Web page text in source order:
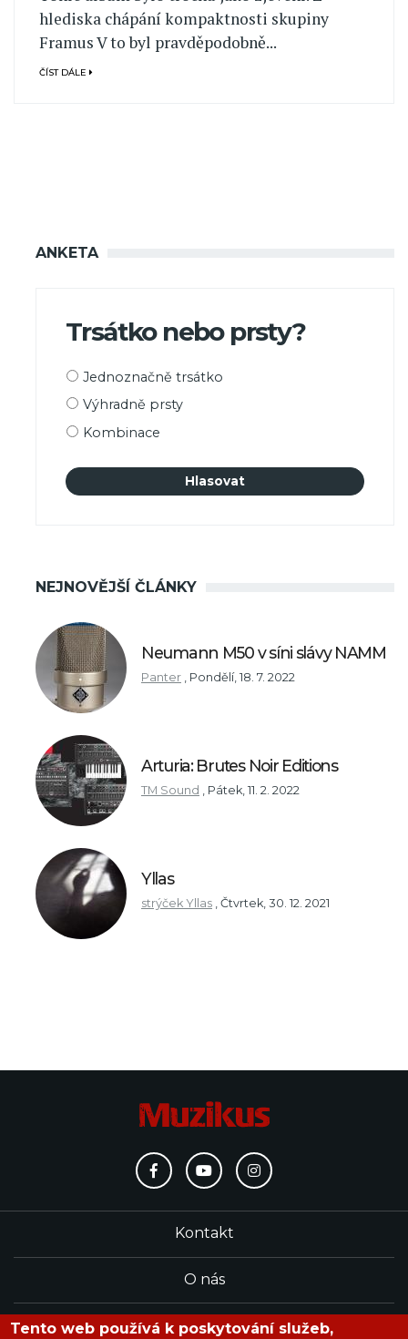
hlediska chápání kompaktnosti skupiny
Framus V to byl pravděpodobně...
ČÍST DÁLE
ANKETA
Trsátko nebo prsty?
Možnosti
Jednoznačně trsátko
Výhradně prsty
Kombinace
NEJNOVĚJŠÍ ČLÁNKY
Neumann M50 v síni slávy NAMM
Panter , Pondělí, 18. 7. 2022
Arturia: Brutes Noir Editions
TM Sound , Pátek, 11. 2. 2022
Yllas
strýček Yllas , Čtvrtek, 30. 12. 2021
Kontakt
O nás
Redakce
Tento web používá k poskytování služeb,